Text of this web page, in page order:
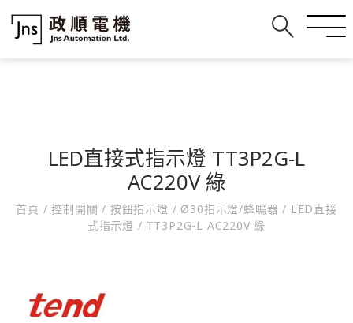
LED直接式指示燈 TT3P2G-L
AC220V 綠
首頁 / 控制開關/ 按鈕指示燈 / Ø30指示燈/蜂鳴器/ LED直接
式指示燈 / TT3P2G-L AC220V 綠